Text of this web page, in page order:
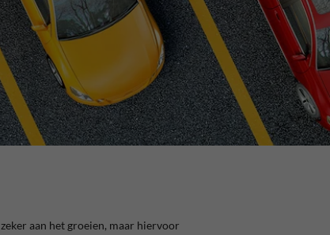
aan het groeien, maar hiervoor